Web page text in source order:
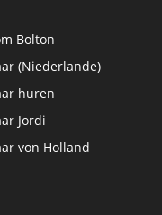
Bolton
(Niederlande)
huren
Jordi
von Holland